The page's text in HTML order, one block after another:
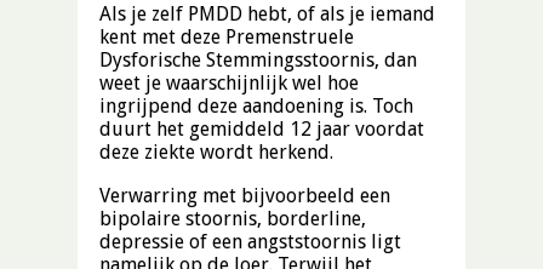
Als je zelf PMDD hebt, of als je iemand
kent met deze Premenstruele
Dysforische Stemmingsstoornis, dan
weet je waarschijnlijk wel hoe
ingrijpend deze aandoening is. Toch
duurt het gemiddeld 12 jaar voordat
deze ziekte wordt herkend.
Verwarring met bijvoorbeeld een
bipolaire stoornis, borderline,
depressie of een angststoornis ligt